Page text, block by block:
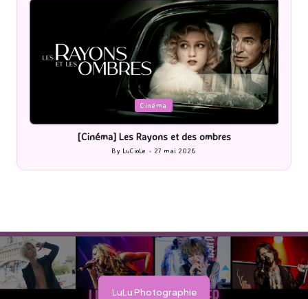
Cinéma
[Cinéma] Les Rayons et des ombres
Posted
by
By LuCioLe 27 mai 2026
LuLu Photographie